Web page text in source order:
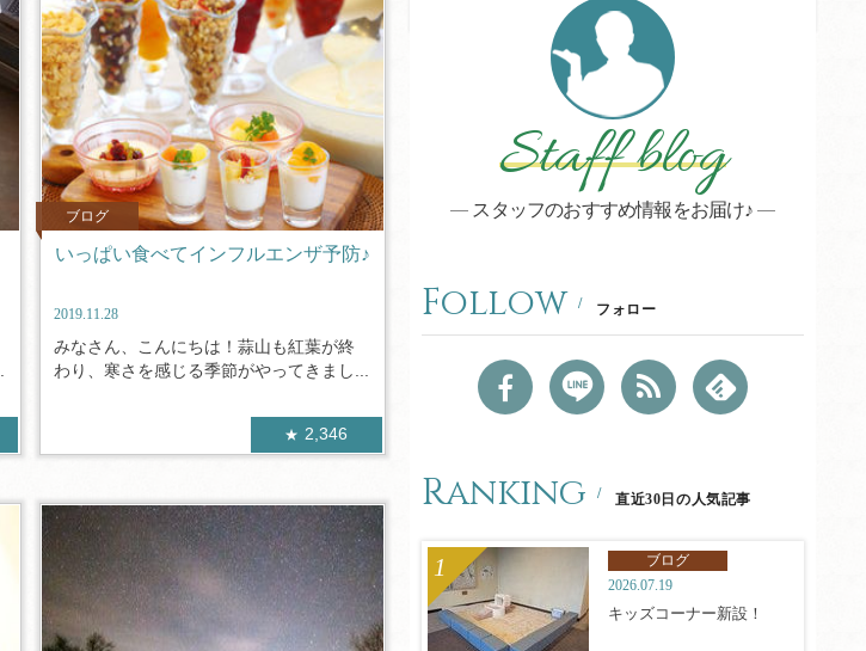
ブログ
いっぱい食べてインフルエンザ予防♪
2019.11.28
みなさん、こんにちは！蒜山も紅葉が終
わり、寒さを感じる季節がやってきまし...
2,346
Staff blog
スタッフのおすすめ情報をお届け♪
Follow フォロー
Ranking 直近30日の人気記事
ブログ
2026.07.19
キッズコーナー新設！